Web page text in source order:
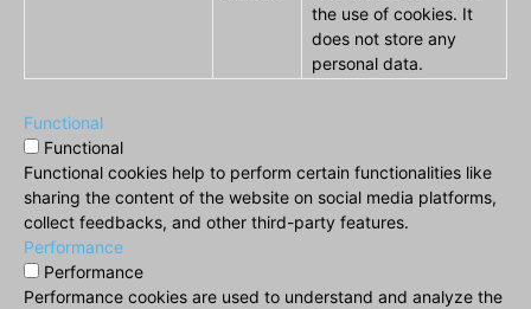
the use of cookies. It
does not store any
personal data.
Functional
Functional
Functional cookies help to perform certain functionalities like
sharing the content of the website on social media platforms,
collect feedbacks, and other third-party features.
Performance
Performance
Performance cookies are used to understand and analyze the